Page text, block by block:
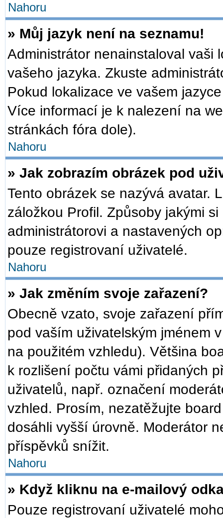
Nahoru
» Můj jazyk není na seznamu!
Administrátor nenainstaloval vaši
vašeho jazyka. Zkuste
Pokud lokalizace ve vašem
Více informací je k nalezení na
stránkách fóra dole).
Nahoru
» Jak zobrazím obrázek pod
Tento obrázek se nazývá avatar.
záložkou Profil. Způsoby jakými
administrátorovi a nastavených
pouze registrovaní uživatelé.
Nahoru
» Jak změním svoje zařazení?
Obecně vzato, svoje zařazení
pod vaším uživatelským jménem
na použitém vzhledu). Většina
k rozlišení počtu vámi přidaných
uživatelů, např. označení
vzhled. Prosím, nezatěžujte
dosáhli vyšší úrovně. Moderátor
příspěvků snížit.
Nahoru
» Když kliknu na e-mailový
Pouze registrovaní uživatelé